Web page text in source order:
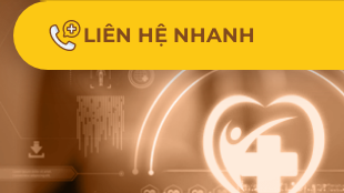
LIÊN HỆ NHANH